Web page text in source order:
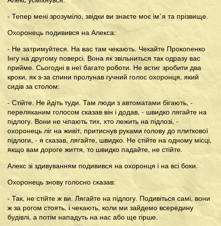
- Тепер мені зрозуміло, звідки ви знаєте моє ім’я та прізвище.
Охоронець подивився на Алекса:
- Не затримуйтеся. На вас там чекають. Чекайте Прокопенко
Інгу на другому поверсі. Вона як звільниться так одразу вас
прийме. Сьогодні в неї багато роботи. Не встиг зробити два
кроки, як з-за спини пролунав гучний голос охоронця, який
сидів за столом:
- Стійте. Не йдіть туди. Там люди з автоматами бігають, -
переляканим голосом сказав він і додав, - швидко лягайте на
підлогу. Вони не чіпають тих, хто лежить на підлозі, -
охоронець ліг на живіт, притиснув руками голову до плиткової
підлоги, - я сказав, лягайте, швидко. Не стійте на одному місці,
якщо вам дороге життя, то швидко падайте, не стійте.
Алекс зі здивуванням подивився на охоронця і на всі боки.
Охоронець знову голосно сказав:
- Так, не стійте ж ви. Лягайте на підлогу. Подивіться самі, вони
ж за рогом стоять, і чекають, коли ми зайдемо всередину
будівлі, а потім нападуть на нас або ще гірше.